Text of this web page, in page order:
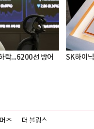
락...6200선 방어 SK하이
즈 더 블링스